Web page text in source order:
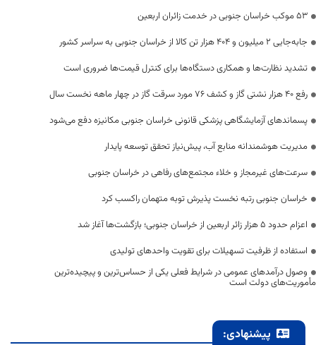
53 موکب خراسان جنوبی در خدمت زائران اربعین
جابه‌جایی 2 میلیون و 404 هزار تن کالا از خراسان جنوبی به سراسر کشور
تشدید نظارت‌ها و همکاری دستگاه‌ها برای کنترل قیمت‌ها ضروری است
رفع 40 هزار نشتی گاز و کشف 76 مورد سرقت گاز در چهار ماهه نخست سال
پسماندهای آزمایشگاهی پزشکی قانونی خراسان جنوبی مکانیزه دفع می‌شود
مدیریت هوشمندانه منابع آب، پیش‌نیاز تحقق توسعه پایدار
سرعت‌های غیرمجاز و خلاء مجتمع‌های رفاهی در خراسان جنوبی
خراسان جنوبی رتبه نخست پذیرش توبه متهمان راکسب کرد
اعزام حدود 5 هزار زائر اربعین از خراسان جنوبی؛ بازگشت‌ها آغاز شد
استفاده از ظرفیت تسهیلات برای تقویت واحدهای تولیدی
وصول درآمدهای عمومی در شرایط فعلی یکی از حساس‌ترین و پیچیده‌ترین
مأموریت‌های دولت است
پیشنهادی: